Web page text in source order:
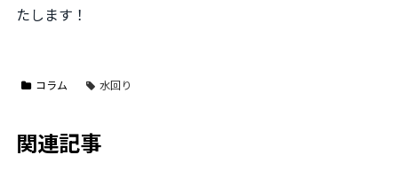
たします！
コラム 水回り
関連記事